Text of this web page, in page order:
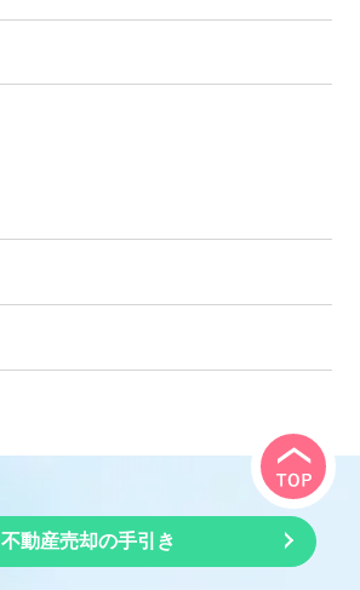
不動産売却の手引き